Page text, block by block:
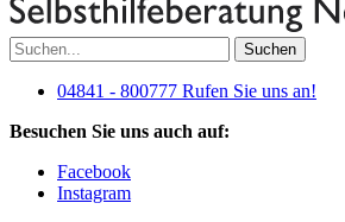
Suchen
04841 - 800777 Rufen Sie uns an!
Besuchen Sie uns auch auf:
Facebook
Instagram